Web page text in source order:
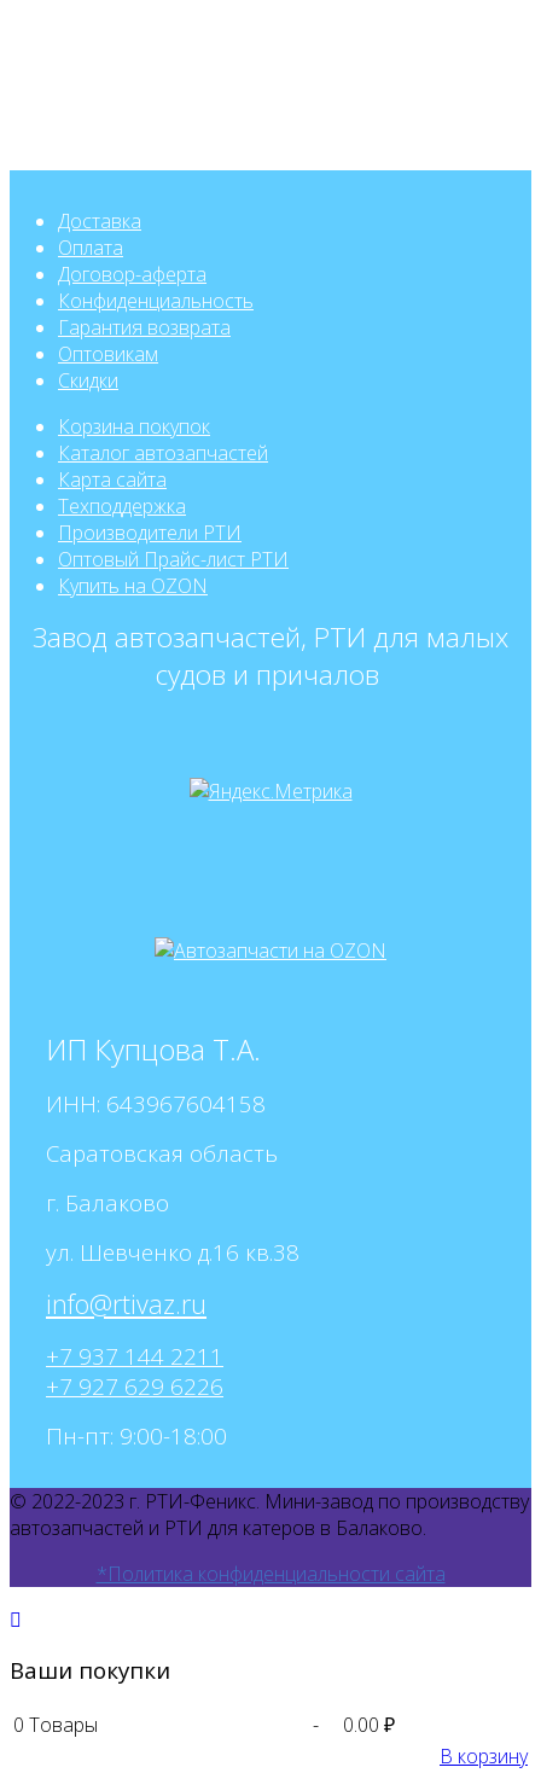
Доставка
Оплата
Договор-аферта
Конфиденциальность
Гарантия возврата
Оптовикам
Скидки
Корзина покупок
Каталог автозапчастей
Карта сайта
Техподдержка
Производители РТИ
Оптовый Прайс-лист РТИ
Купить на OZON
Завод автозапчастей, РТИ для малых
судов и причалов
ИП Купцова Т.А.
ИНН: 643967604158
Саратовская область
г. Балаково
ул. Шевченко д.16 кв.38
+7 937 144 2211
+7 927 629 6226
Пн-пт: 9:00-18:00
© 2022-2023 г. РТИ-Феникс. Мини-завод по производству
автозапчастей и РТИ для катеров в Балаково.
*Политика конфиденциальности сайта
Ваши покупки
0 Товары -
0.00 ₽
В корзину